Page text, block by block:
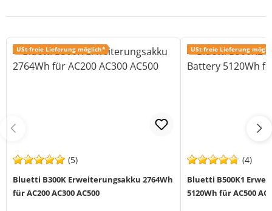
USt-freie Lieferung möglich*
(5)
Bluetti B300K Erweiterungsakku 2764Wh
für AC200 AC300 AC500
USt-freie Lieferung
(4)
Bluetti B500K1
5120Wh für AC500